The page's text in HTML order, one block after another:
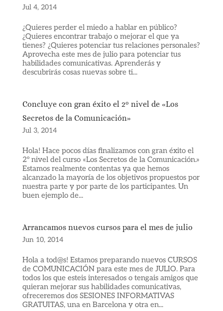
Jul 4, 2014
¿Quieres perder el miedo a hablar en público?
¿Quieres encontrar trabajo o mejorar el que ya
tienes? ¿Quieres potenciar tus relaciones personales?
Aprovecha este mes de julio para potenciar tus
habilidades comunicativas. Aprenderás y
descubrirás cosas nuevas sobre ti...
Concluye con gran éxito el 2º nivel de «Los
Secretos de la Comunicación»
Jul 3, 2014
Hola! Hace pocos días finalizamos con gran éxito el
2º nivel del curso «Los Secretos de la Comunicación.»
Estamos realmente contentas ya que hemos
alcanzado la mayoría de los objetivos propuestos por
nuestra parte y por parte de los participantes. Un
buen ejemplo de...
Arrancamos nuevos cursos para el mes de julio
Jun 10, 2014
Hola a tod@s! Estamos preparando nuevos CURSOS
de COMUNICACIÓN para este mes de JULIO. Para
todos los que esteis interesados o tengais amigos que
quieran mejorar sus habilidades comunicativas,
ofreceremos dos SESIONES INFORMATIVAS
GRATUITAS, una en Barcelona y otra en...